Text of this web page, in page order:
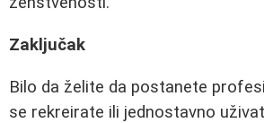
Zaključak
Bilo da želite da postanete
se rekreirate ili jednostavno